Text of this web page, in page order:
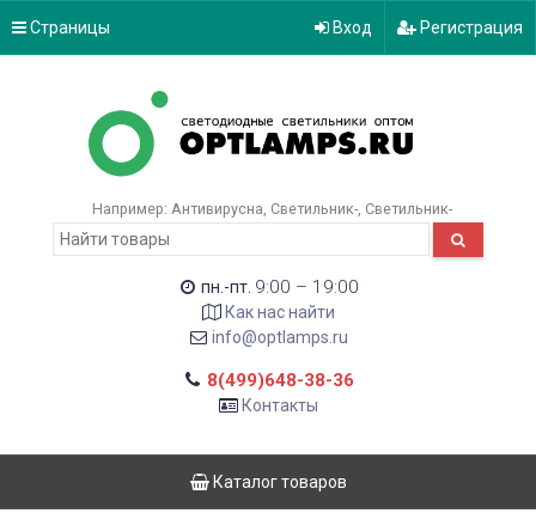
Страницы Вход Регистрация
Например: Антивирусна Светильник- Светильник-
пн.-пт. 9:00 – 19:00
Как нас найти
info@optlamps.ru
8(499)648-38-36
Контакты
Каталог товаров